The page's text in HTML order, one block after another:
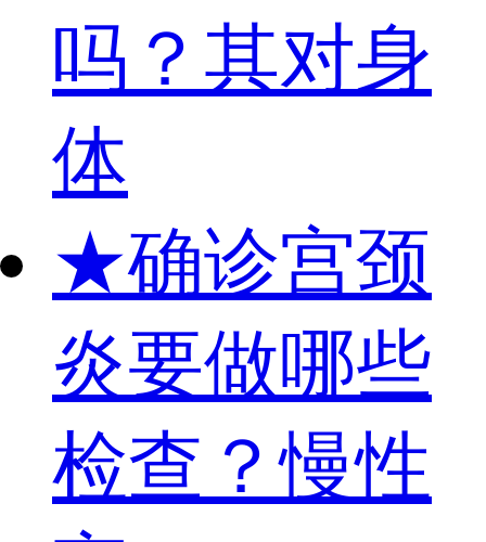
吗？其对身
体
★确诊宫颈
炎要做哪些
检查？慢性